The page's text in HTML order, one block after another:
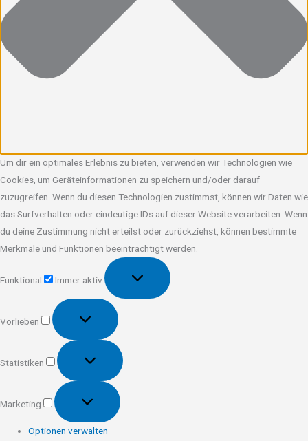
Um dir ein optimales Erlebnis zu bieten, verwenden wir Technologien wie
Cookies, um Geräteinformationen zu speichern und/oder darauf
zuzugreifen. Wenn du diesen Technologien zustimmst, können wir Daten wie
das Surfverhalten oder eindeutige IDs auf dieser Website verarbeiten. Wenn
du deine Zustimmung nicht erteilst oder zurückziehst, können bestimmte
Merkmale und Funktionen beeinträchtigt werden.
Funktional
Immer aktiv
Vorlieben
Vorlieben
Statistiken
Statistiken
Marketing
Marketing
Optionen verwalten